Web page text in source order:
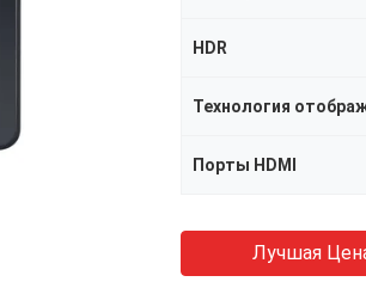
HDR
Технология
Порты HDMI
Лучшая